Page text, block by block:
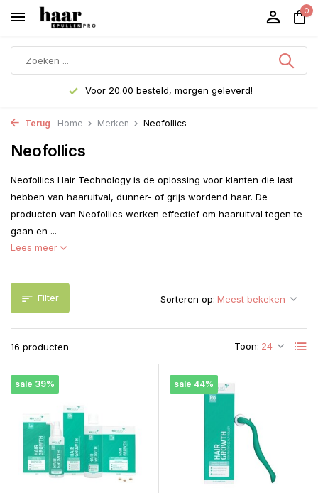
0
Ruim assortiment!
Terug Home Merken Neofollics
Neofollics
Neofollics Hair Technology is de oplossing voor klanten die last
hebben van haaruitval, dunner- of grijs wordend haar. De
producten van Neofollics werken effectief om haaruitval tegen te
gaan en ...
Lees meer
Filter
16 producten Toon:
Sorteren op:
sale 39% sale 44%